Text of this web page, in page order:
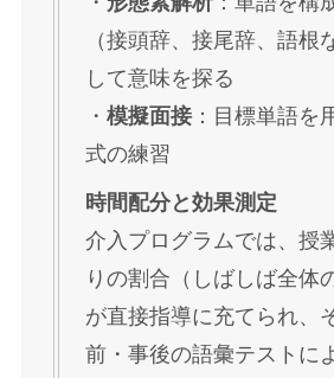
（接頭辞、接尾辞、語根
して意味を探る
・ 模擬面接：目標単語を
式の練習
時間配分と効果測定
介入プログラムでは、授
りの割合（しばしば全体
が直接指導に充てられ、
前・事後の語彙テストに